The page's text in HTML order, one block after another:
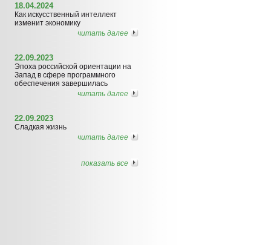
18.04.2024
Как искусственный интеллект
изменит экономику
читать далее
22.09.2023
Эпоха российской ориентации на
Запад в сфере программного
обеспечения завершилась
читать далее
22.09.2023
Сладкая жизнь
читать далее
показать все